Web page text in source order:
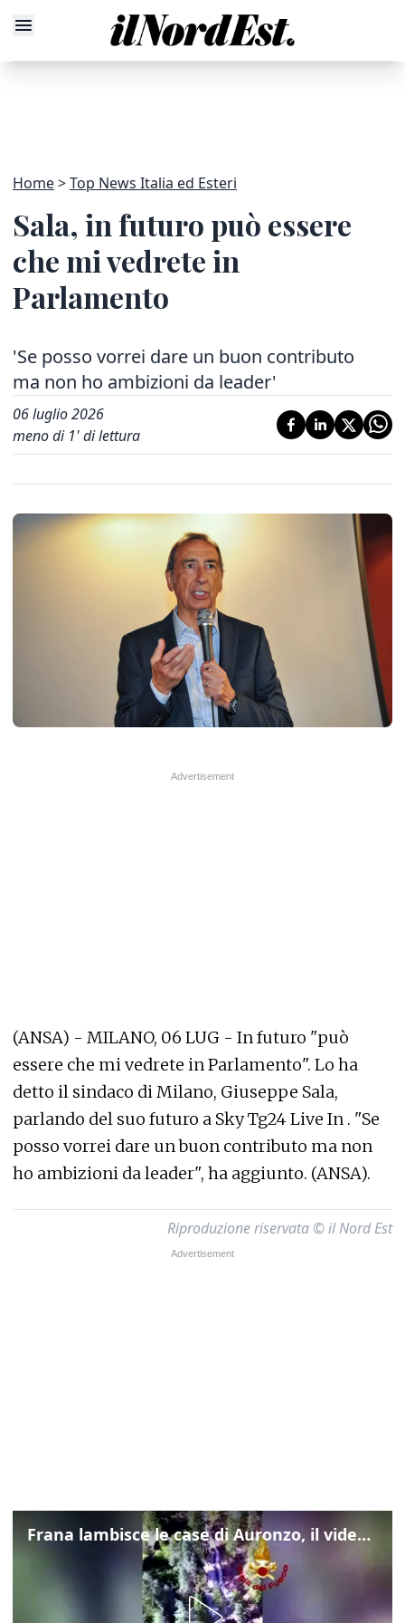
Home Top News Italia ed Esteri
Sala, in futuro può essere
che mi vedrete in
Parlamento
'Se posso vorrei dare un buon contributo
ma non ho ambizioni da leader'
06 luglio 2026
meno di 1' di lettura
(ANSA) - MILANO, 06 LUG - In futuro "può
essere che mi vedrete in Parlamento". Lo ha
detto il sindaco di Milano, Giuseppe Sala,
parlando del suo futuro a Sky Tg24 Live In . "Se
posso vorrei dare un buon contributo ma non
ho ambizioni da leader", ha aggiunto. (ANSA).
Riproduzione riservata © il Nord Est
Frana lambisce le case di Auronzo, il video dall'elicottero dei vigili del fuoco